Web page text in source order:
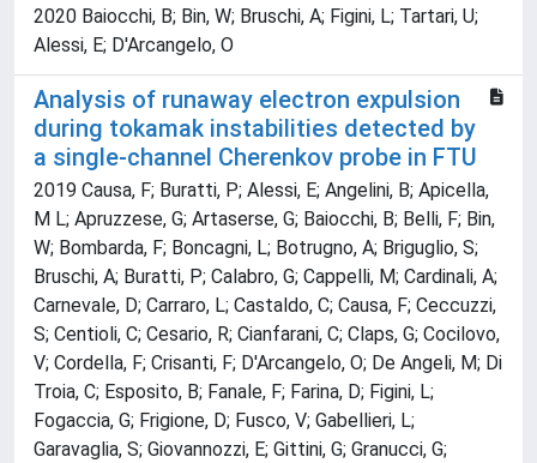
2020 Baiocchi, B; Bin, W; Bruschi, A; Figini, L; Tartari, U;
Alessi, E; D'Arcangelo, O
Analysis of runaway electron expulsion
during tokamak instabilities detected by
a single-channel Cherenkov probe in FTU
2019 Causa, F; Buratti, P; Alessi, E; Angelini, B; Apicella,
M L; Apruzzese, G; Artaserse, G; Baiocchi, B; Belli, F; Bin,
W; Bombarda, F; Boncagni, L; Botrugno, A; Briguglio, S;
Bruschi, A; Buratti, P; Calabro, G; Cappelli, M; Cardinali, A;
Carnevale, D; Carraro, L; Castaldo, C; Causa, F; Ceccuzzi,
S; Centioli, C; Cesario, R; Cianfarani, C; Claps, G; Cocilovo,
V; Cordella, F; Crisanti, F; D'Arcangelo, O; De Angeli, M; Di
Troia, C; Esposito, B; Fanale, F; Farina, D; Figini, L;
Fogaccia, G; Frigione, D; Fusco, V; Gabellieri, L;
Garavaglia, S; Giovannozzi, E; Gittini, G; Granucci, G;